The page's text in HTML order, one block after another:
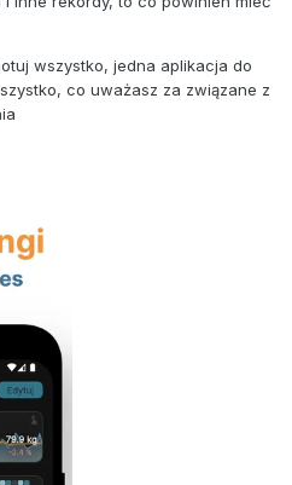
wszystko, jedna aplikacja do
co uważasz za związane z